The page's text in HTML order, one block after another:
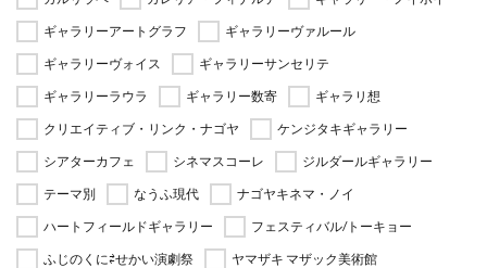
ギャラリーアートグラフ
ギャラリーヴァルール
ギャラリーヴォイス
ギャラリーサンセリテ
ギャラリーラウラ
ギャラリー数寄
ギャラリ想
クリエイティブ・リンク・ナゴヤ
ケンジタキギャラリー
シアターカフェ
シネマスコーレ
ジルダールギャラリー
テーマ別
なうふ現代
ナゴヤキネマ・ノイ
ハートフィールドギャラリー
フェスティバル/トーキョー
ふじのくに⇄せかい演劇祭
ヤマザキ マザック美術館